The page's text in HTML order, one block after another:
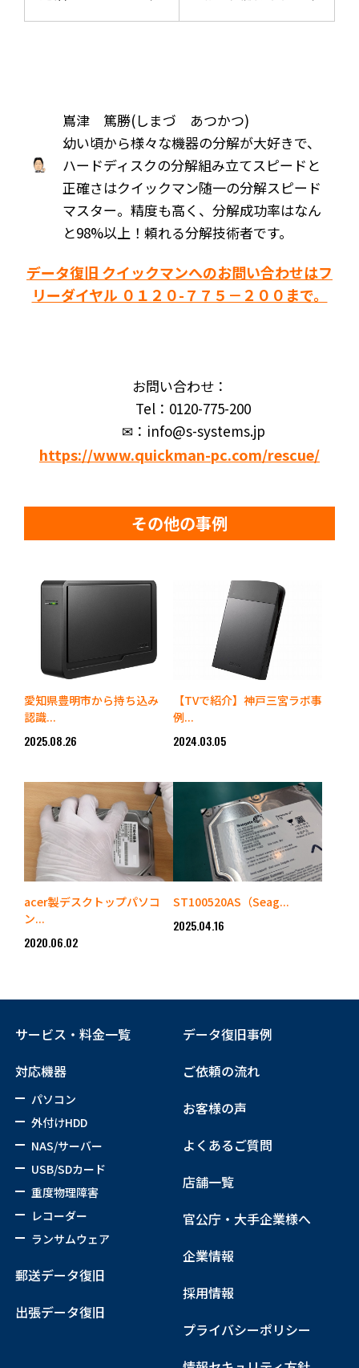
嶌津 篤勝(しまづ あつかつ)
幼い頃から様々な機器の分解が大好きで、
ハードディスクの分解組み立てスピードと
正確さはクイックマン随一の分解スピード
マスター。精度も高く、分解成功率はなん
と98%以上！頼れる分解技術者です。
データ復旧 クイックマンへのお問い合わせはフ
リーダイヤル ０１２０-７７５－２００まで。
お問い合わせ：
Tel：0120-775-200
✉：info@s-systems.jp
https://www.quickman-pc.com/rescue/
その他の事例
愛知県豊明市から持ち込み
認識...
2025.08.26
【TVで紹介】神戸三宮ラボ事
例...
2024.03.05
acer製デスクトップパソコ
ン...
2020.06.02
ST100520AS（Seag...
2025.04.16
サービス・料金一覧
対応機器
パソコン
外付けHDD
NAS/サーバー
USB/SDカード
重度物理障害
レコーダー
ランサムウェア
郵送データ復旧
出張データ復旧
データ復旧事例
ご依頼の流れ
お客様の声
よくあるご質問
店舗一覧
官公庁・大手企業様へ
企業情報
採用情報
プライバシーポリシー